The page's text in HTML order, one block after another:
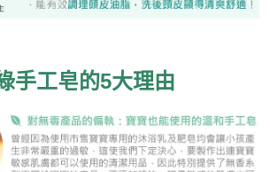
手工皂的5大理由